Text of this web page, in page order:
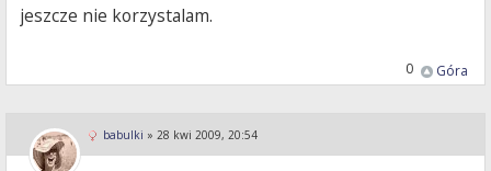
jeszcze nie korzystalam.
Góra
0
babulki » 28 kwi 2009, 20:54